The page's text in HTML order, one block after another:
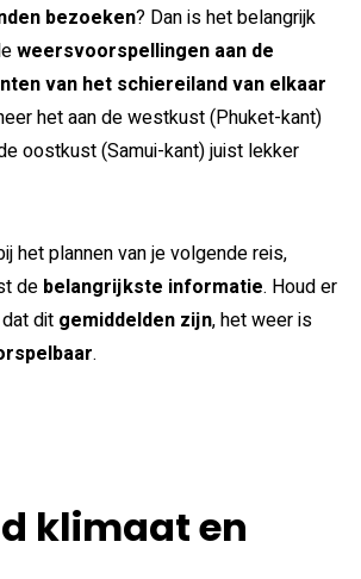
bezoeken? Dan is het belangrijk
weersvoorspellingen aan de
van het schiereiland van elkaar
het aan de westkust (Phuket-kant)
oostkust (Samui-kant) juist lekker
het plannen van je volgende reis,
de belangrijkste informatie. Houd er
dit gemiddelden zijn, het weer is
.
klimaat en